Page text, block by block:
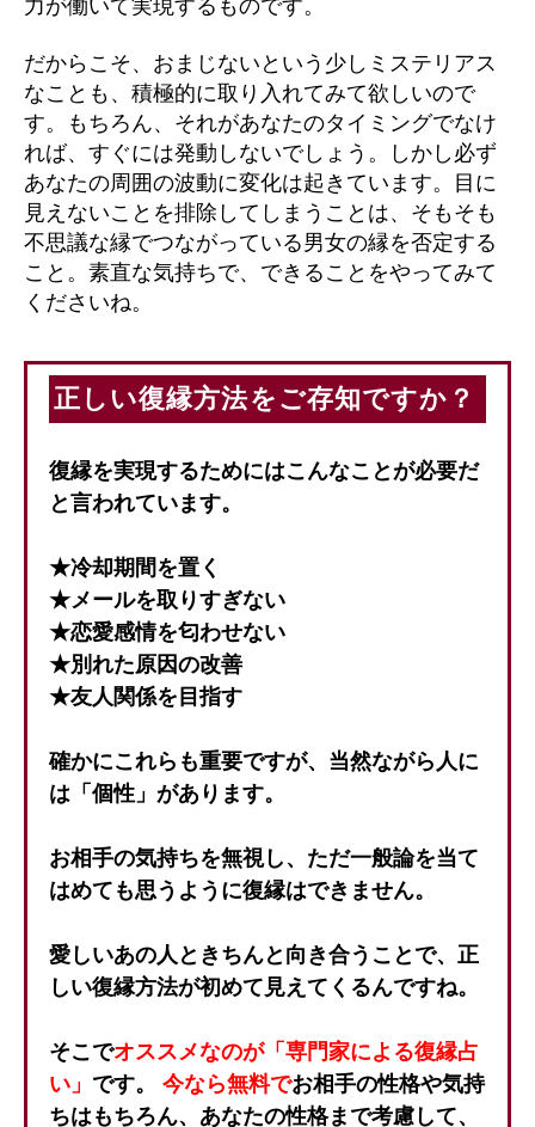
力が働いて実現するものです。
だからこそ、おまじないという少しミステリアス
なことも、積極的に取り入れてみて欲しいので
す。もちろん、それがあなたのタイミングでなけ
れば、すぐには発動しないでしょう。しかし必ず
あなたの周囲の波動に変化は起きています。目に
見えないことを排除してしまうことは、そもそも
不思議な縁でつながっている男女の縁を否定する
こと。素直な気持ちで、できることをやってみて
くださいね。
正しい復縁方法をご存知ですか？
復縁を実現するためにはこんなことが必要だ
と言われています。
★冷却期間を置く
★メールを取りすぎない
★恋愛感情を匂わせない
★別れた原因の改善
★友人関係を目指す
確かにこれらも重要ですが、当然ながら人に
は「個性」があります。
お相手の気持ちを無視し、ただ一般論を当て
はめても思うように復縁はできません。
愛しいあの人ときちんと向き合うことで、正
しい復縁方法が初めて見えてくるんですね。
そこでオススメなのが「専門家による復縁占
い」 です。 今なら無料でお相手の性格や気持
ちはもちろん、あなたの性格まで考慮して、